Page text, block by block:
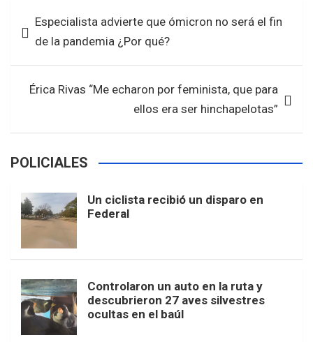
o
o
k
A
p
p
de
entradas
Especialista advierte que ómicron no será el fin
de la pandemia ¿Por qué?
Érica Rivas “Me echaron por feminista, que para
ellos era ser hinchapelotas”
POLICIALES
Un ciclista recibió un disparo en
Federal
Controlaron un auto en la ruta y
descubrieron 27 aves silvestres
ocultas en el baúl